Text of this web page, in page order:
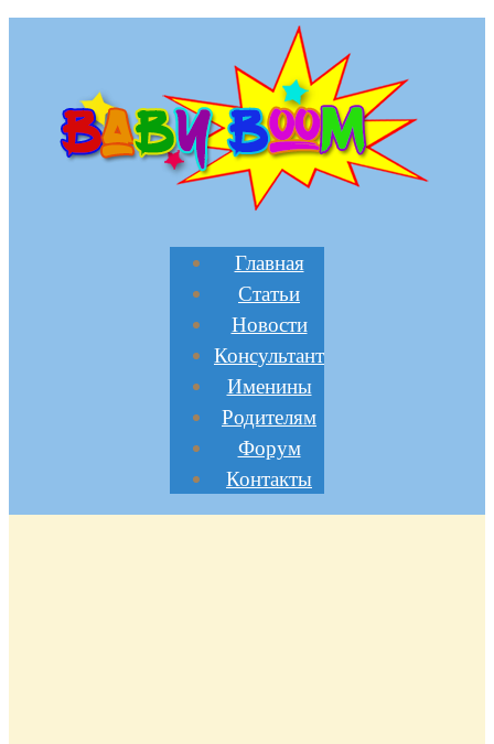
Главная
Статьи
Новости
Консультант
Именины
Родителям
Форум
Контакты